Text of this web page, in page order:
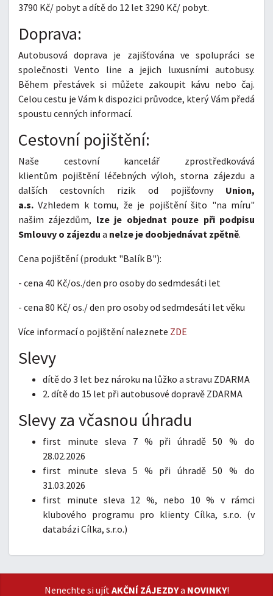
3790 Kč/ pobyt a dítě do 12 let 3290 Kč/ pobyt.
Doprava:
Autobusová doprava je zajišťována ve spolupráci se
společnosti Vento line a jejich luxusními autobusy.
Během přestávek si můžete zakoupit kávu nebo čaj.
Celou cestu je Vám k dispozici průvodce, který Vám předá
spoustu cenných informací.
Cestovní pojištění:
Naše cestovní kancelář zprostředkovává
klientům pojištění léčebných výloh, storna zájezdu a
dalších cestovních rizik od pojišťovny Union,
a.s. Vzhledem k tomu, že je pojištění šito "na míru"
našim zájezdům, lze je objednat pouze při podpisu
Smlouvy o zájezdu a nelze je doobjednávat zpětně.
Cena pojištění (produkt "Balík B"):
- cena 40 Kč/os./den pro osoby do sedmdesáti let
- cena 80 Kč/ os./ den pro osoby od sedmdesáti let věku
Více informací o pojištění naleznete ZDE
Slevy
dítě do 3 let bez nároku na lůžko a stravu ZDARMA
2. dítě do 15 let při autobusové dopravě ZDARMA
Slevy za včasnou úhradu
first minute sleva 7 % při úhradě 50 % do
28.02.2026
first minute sleva 5 % při úhradě 50 % do
31.03.2026
first minute sleva 12 %, nebo 10 % v rámci
klubového programu pro klienty Cílka, s.r.o. (v
databázi Cílka, s.r.o.)
Nenechte si ujít AKČNÍ ZÁJEZDYa NOVINKY!